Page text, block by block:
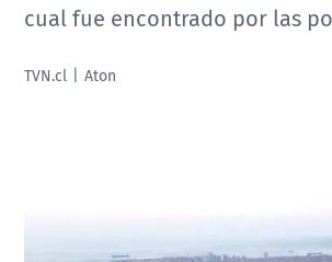
cual fue encontrado por las
TVN.cl Aton